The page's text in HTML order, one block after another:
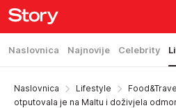
Naslovnica Najnovije Celebrity
Naslovnica Lifestyle
otputovala je na Maltu i doživjela